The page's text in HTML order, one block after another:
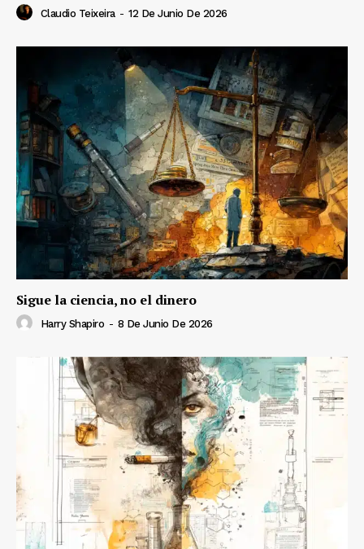
Claudio Teixeira - 12 De Junio De 2026
Sigue la ciencia, no el dinero
Harry Shapiro - 8 De Junio De 2026